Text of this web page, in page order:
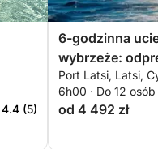
4.4 (5)
6-godzinna
wybrzeże:
Półwysep
Port Latsi, Latsi,
6h00 · Do 12 osób
od 4 492 zł